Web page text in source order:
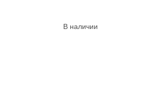
В наличии